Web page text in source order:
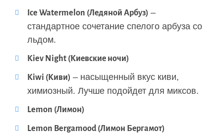
Ice Watermelon (Ледяной Арбуз) –
стандартное сочетание спелого арбуза со
льдом.
Kiev Night (Киевские ночи)
Kiwi (Киви) – насыщенный вкус киви,
химиозный. Лучше подойдет для миксов.
Lemon (Лимон)
Lemon Bergamood (Лимон Бергамот)